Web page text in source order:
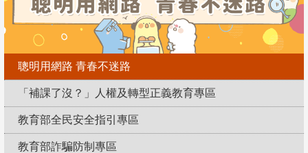
聰明用網路 青春不迷路
「補課了沒？」人權及轉型正義教育專區
教育部全民安全指引專區
教育部詐騙防制專區